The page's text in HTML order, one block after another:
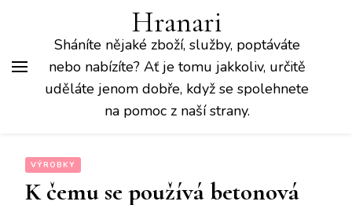
Hranari
Sháníte nějaké zboží, služby, poptáváte
nebo nabízíte? Ať je tomu jakkoliv, určitě
uděláte jenom dobře, když se spolehnete
na pomoc z naší strany.
VÝROBKY
K čemu se používá betonová